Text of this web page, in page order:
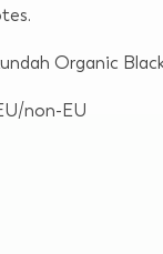
Organic
non-EU